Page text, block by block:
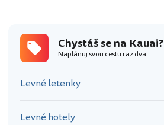
Chystáš se na Kauai?
Naplánuj svou cestu raz dva
Levné letenky
Levné hotely